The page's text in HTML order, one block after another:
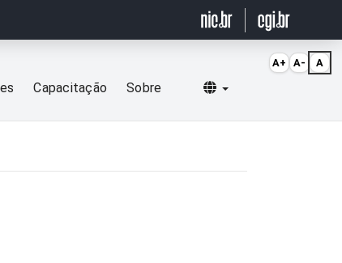
Capacitação Sobre Selecionar idioma
A+ A- A